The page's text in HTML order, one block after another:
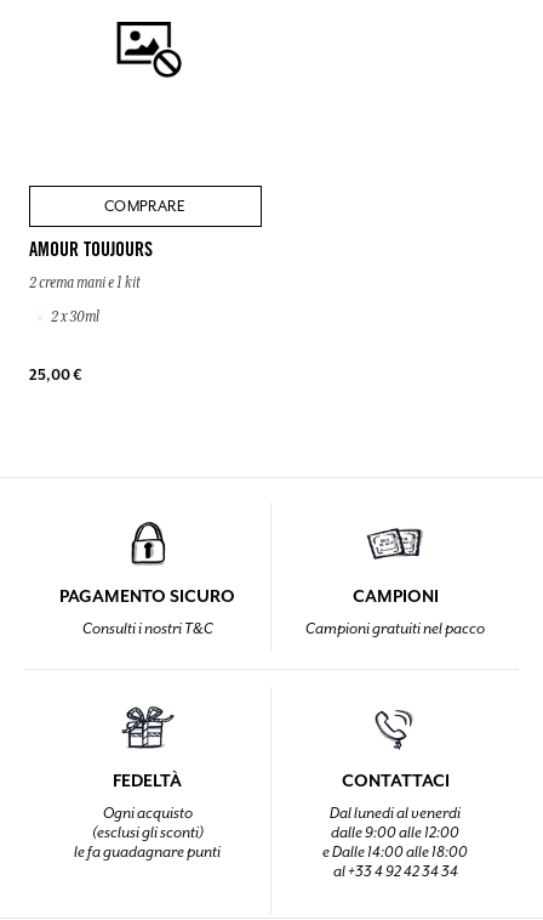
COMPRARE
AMOUR TOUJOURS
2 crema mani e 1 kit
2 x 30ml
25,00 €
PAGAMENTO SICURO
Consulti i nostri T&C
CAMPIONI
Campioni gratuiti nel pacco
FEDELTÀ
Ogni acquisto
(esclusi gli sconti)
le fa guadagnare punti
CONTATTACI
Dal lunedi al venerdi
dalle 9:00 alle 12:00
e Dalle 14:00 alle 18:00
al +33 4 92 42 34 34